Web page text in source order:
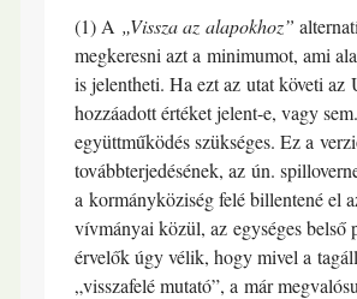
(1) A „Vissza az alapokhoz”
megkeresni azt a minimumot, ami
is jelentheti. Ha ezt az utat követi
hozzáadott értéket jelent-e, vagy
együttműködés szükséges. Ez a
továbbterjedésének, az ún.
a kormányköziség felé billentené el
vívmányai közül, az egységes belső
érvelők úgy vélik, hogy mivel a
„visszafelé mutató”, a már